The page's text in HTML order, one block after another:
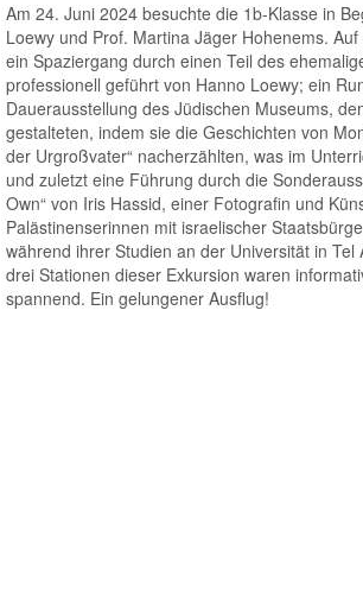
Am 24. Juni 2024 besuchte die 1b-Klasse in
Loewy und Prof. Martina Jäger Hohenems.
ein Spaziergang durch einen Teil des
professionell geführt von Hanno Loewy; ein
Dauerausstellung des Jüdischen Museums,
gestalteten, indem sie die Geschichten von
der Urgroßvater“ nacherzählten, was im
und zuletzt eine Führung durch die
Own“ von Iris Hassid, einer Fotografin und
Palästinenserinnen mit israelischer
während ihrer Studien an der Universität in Tel
drei Stationen dieser Exkursion waren
spannend. Ein gelungener Ausflug!